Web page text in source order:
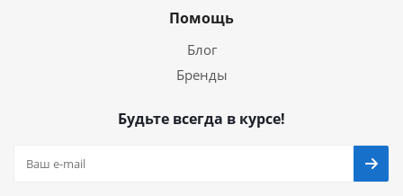
Помощь
Блог
Бренды
Будьте всегда в курсе!